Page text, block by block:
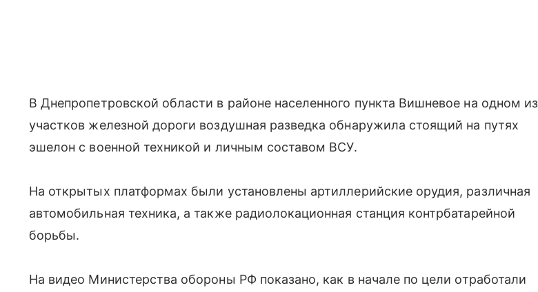
В Днепропетровской области в районе населенного пункта Вишневое на одном из
участков железной дороги воздушная разведка обнаружила стоящий на путях
эшелон с военной техникой и личным составом ВСУ.
На открытых платформах были установлены артиллерийские орудия, различная
автомобильная техника, а также радиолокационная станция контрбатарейной
борьбы.
На видео Министерства обороны РФ показано, как в начале по цели отработали